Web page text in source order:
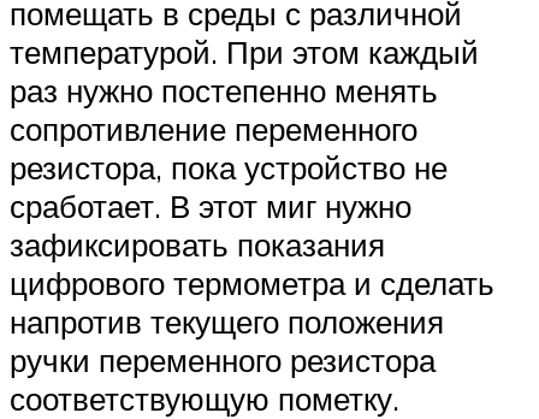
помещать в среды с различной
температурой. При этом каждый
раз нужно постепенно менять
сопротивление переменного
резистора, пока устройство не
сработает. В этот миг нужно
зафиксировать показания
цифрового термометра и сделать
напротив текущего положения
ручки переменного резистора
соответствующую пометку.